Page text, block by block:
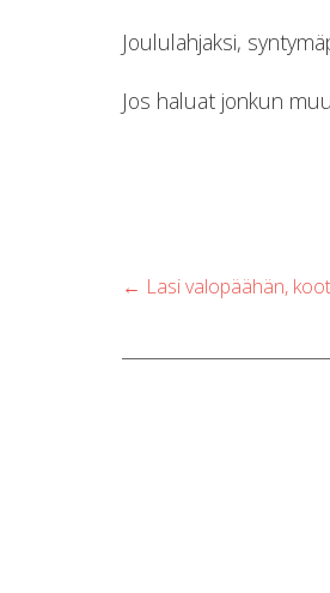
Joululahjaksi,
Jos haluat jonkun
Post
← Lasi valopäähän,